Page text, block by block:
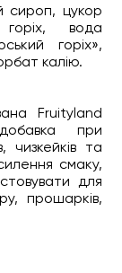
сироп, цукор
горіх, вода
горіх»,
калію.
Fruityland
при
чизкейків та
смаку,
для
прошарків,